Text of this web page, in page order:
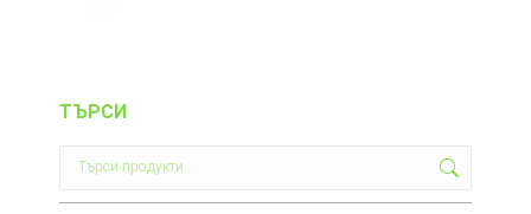
ТЪРСИ